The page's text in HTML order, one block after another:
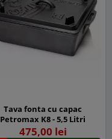
Tava fonta cu capac
Petromax K8 - 5,5 Litri
475,00 lei